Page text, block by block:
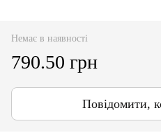
Немає в наявності
790.50 грн
Повідомити,